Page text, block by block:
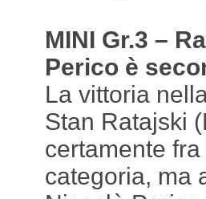
MINI Gr.3 –
Perico è
La vittoria
Stan Ratajski
certamente
categoria, ma